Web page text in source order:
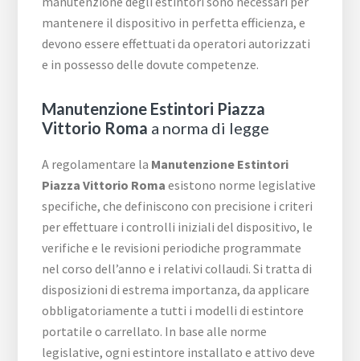
mantenere il dispositivo in perfetta efficienza, e
devono essere effettuati da operatori autorizzati
e in possesso delle dovute competenze.
Manutenzione Estintori Piazza
Vittorio Roma a norma di legge
A regolamentare la Manutenzione Estintori
Piazza Vittorio Roma esistono norme legislative
specifiche, che definiscono con precisione i criteri
per effettuare i controlli iniziali del dispositivo, le
verifiche e le revisioni periodiche programmate
nel corso dell’anno e i relativi collaudi. Si tratta di
disposizioni di estrema importanza, da applicare
obbligatoriamente a tutti i modelli di estintore
portatile o carrellato. In base alle norme
legislative, ogni estintore installato e attivo deve